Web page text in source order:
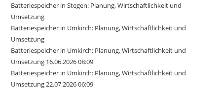
Batteriespeicher in Stegen: Planung, Wirtschaftlichkeit und
Umsetzung
Batteriespeicher in Umkirch: Planung, Wirtschaftlichkeit und
Umsetzung
Batteriespeicher in Umkirch: Planung, Wirtschaftlichkeit und
Umsetzung 16.06.2026 08:09
Batteriespeicher in Umkirch: Planung, Wirtschaftlichkeit und
Umsetzung 22.07.2026 06:09